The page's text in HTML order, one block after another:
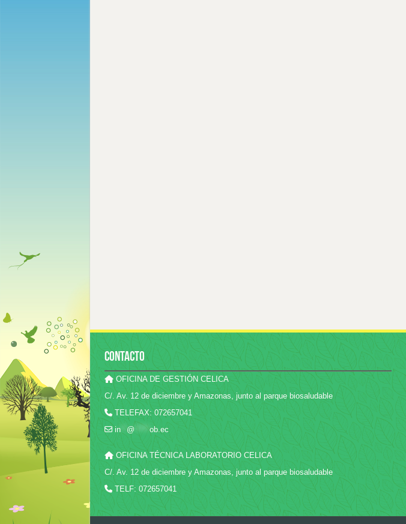
CONTACTO
OFICINA DE GESTIÓN CELICA
C/. Av. 12 de diciembre y Amazonas, junto al parque biosaludable
TELEFAX: 072657041
in** @ ob.ec
OFICINA TÉCNICA LABORATORIO CELICA
C/. Av. 12 de diciembre y Amazonas, junto al parque biosaludable
TELF: 072657041